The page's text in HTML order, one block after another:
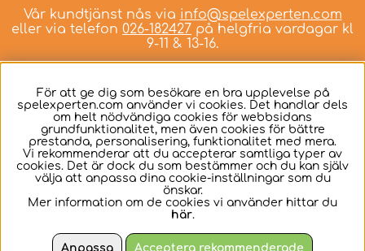
Vår kundtjänst nås via info@spelexperten.com
eller via telefon 026-182427 på helgfria vardagar kl
9-11 & 13-16.
Svenska
För att ge dig som besökare en bra upplevelse på
spelexperten.com använder vi cookies. Det handlar dels
om helt nödvändiga cookies för webbsidans
grundfunktionalitet, men även cookies för bättre
prestanda, personalisering, funktionalitet med mera.
Vi rekommenderar att du accepterar samtliga typer av
cookies. Det är dock du som bestämmer och du kan själv
välja att anpassa dina cookie-inställningar som du
önskar.
Mer information om de cookies vi använder hittar du
här.
Anpassa Acceptera rekommenderade